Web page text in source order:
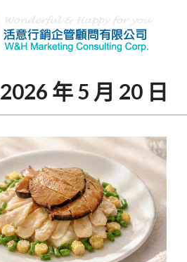
2026 年 5 月 20 日